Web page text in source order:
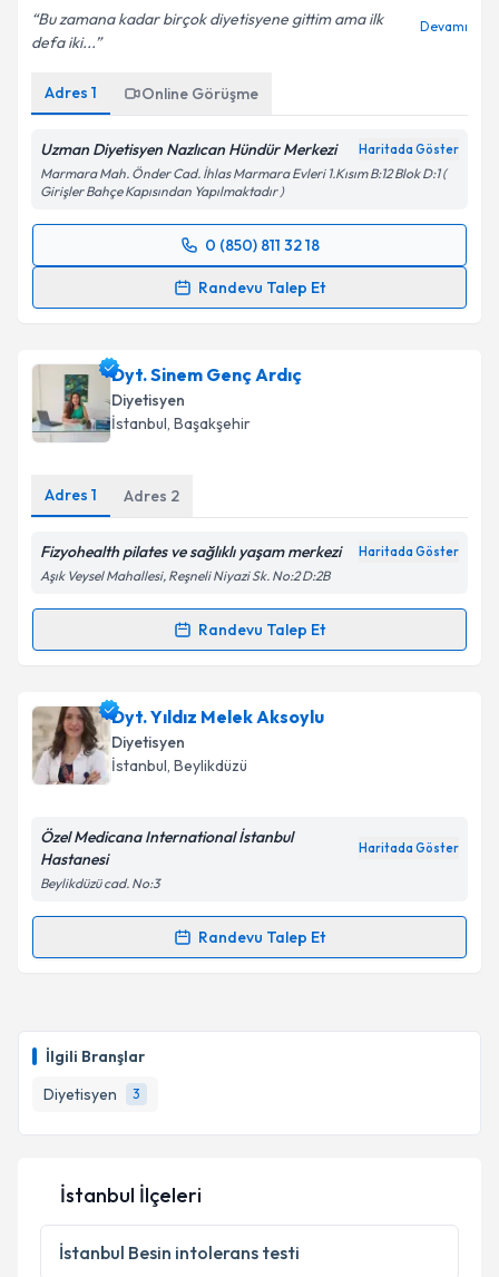
İlgili Branşlar
Diyetisyen
3
Bu zamana kadar birçok diyetisyene gittim ama ilk
defa iki...
Devamı
Adres 1 Online Görüşme
Uzman Diyetisyen Nazlıcan Hündür Merkezi Haritada Göster
Marmara Mah. Önder Cad. İhlas Marmara Evleri 1.Kısım B:12 Blok D:1 (
Girişler Bahçe Kapısından Yapılmaktadır )
0 (850) 811 32 18
Randevu Talep Et
Randevu Takvimi Talebi
için bir takvim hazırlandığında e-posta ile
bilgilendireceğiz.
E-posta Adresiniz
Kişisel verilerimin işlenmesine ilişkin
Aydınlatma
Metni'ni okudum ve kişisel verilerimin belirtilen
Dyt. Sinem Genç Ardıç
Diyetisyen
İstanbul, Başakşehir
Adres 1 Adres 2
Fizyohealth pilates ve sağlıklı yaşam merkezi Haritada Göster
Aşık Veysel Mahallesi, Reşneli Niyazi Sk. No:2 D:2B
Randevu Talep Et
Randevu Takvimi Talebi
Dyt. Sinem Genç Ardıçiçin randevu takvimi talebi
oluşturun. Size bu uzmandan randevu almanız için bir
takvim hazırlandığında e-posta ile bilgilendireceğiz.
Kişisel verilerimin işlenmesine ilişkinAydınlatma
'ni okudum ve kişisel verilerimin belirtilen
kapsamda işlenmesini kabul ediyorum.
Takvim Talebini Gönder
Dyt. Yıldız Melek Aksoylu
Diyetisyen
İstanbul, Beylikdüzü
Özel Medicana International İstanbul
Hastanesi
Haritada Göster
Beylikdüzü cad. No:3
Randevu Talep Et
Randevu Takvimi Talebi
takvim hazırlandığında e-posta ile bilgilendireceğiz.
E-posta Adresiniz
Kişisel verilerimin işlenmesine ilişkinAydınlatma
Metni
'ni okudum ve kişisel verilerimin belirtilen
kapsamda işlenmesini kabul ediyorum.
İstanbul İlçeleri
İstanbul Besin intolerans testi